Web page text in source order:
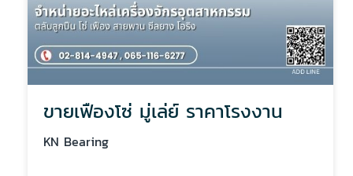
ขายเฟืองโซ่ มู่เล่ย์ ราคาโรงงาน
KN Bearing